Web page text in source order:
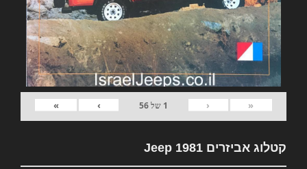
«
‹
1 של56
›
»
קטלוג אביזרים 1981 Jeep